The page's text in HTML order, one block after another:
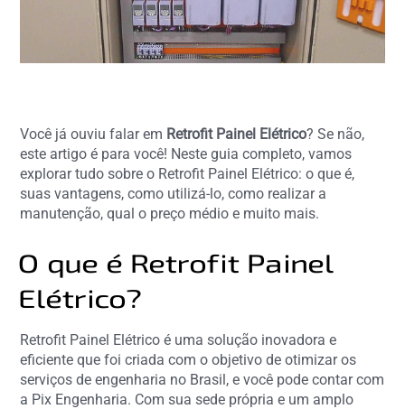
Você já ouviu falar em Retrofit Painel Elétrico? Se não,
este artigo é para você! Neste guia completo, vamos
explorar tudo sobre o Retrofit Painel Elétrico: o que é,
suas vantagens, como utilizá-lo, como realizar a
manutenção, qual o preço médio e muito mais.
O que é Retrofit Painel
Elétrico?
Retrofit Painel Elétrico é uma solução inovadora e
eficiente que foi criada com o objetivo de otimizar os
serviços de engenharia no Brasil, e você pode contar com
a Pix Engenharia. Com sua sede própria e um amplo